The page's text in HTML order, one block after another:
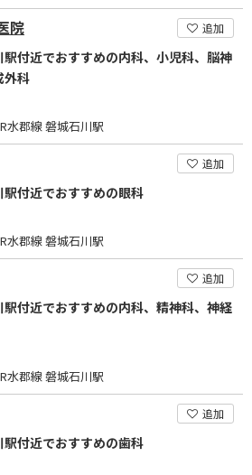
院 追加
付近でおすすめの内科、小児科、脳神
外科
郡線 磐城石川駅
追加
付近でおすすめの眼科
郡線 磐城石川駅
追加
付近でおすすめの内科、精神科、神経
郡線 磐城石川駅
追加
付近でおすすめの歯科